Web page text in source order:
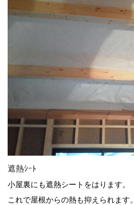
遮熱ｼｰﾄ
小屋裏にも遮熱シートをはります。
これで屋根からの熱も抑えられます。